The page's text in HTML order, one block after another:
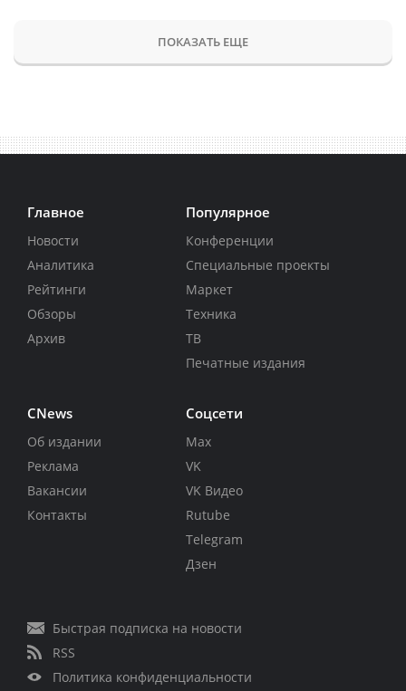
ПОКАЗАТЬ ЕЩЕ
Главное
Новости
Аналитика
Рейтинги
Обзоры
Архив
Популярное
Конференции
Специальные проекты
Маркет
Техника
ТВ
Печатные издания
CNews
Об издании
Реклама
Вакансии
Контакты
Соцсети
Max
VK
VK Видео
Rutube
Telegram
Дзен
Быстрая подписка на новости
RSS
Политика конфиденциальности